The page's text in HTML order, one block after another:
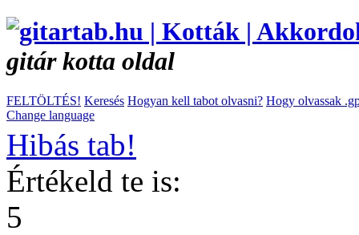
gitár kotta oldal
FELTÖLTÉS! Keresés Hogyan kell tabot olvasni? Hogy olvassak
Change language
Hibás tab!
Értékeld te is:
5